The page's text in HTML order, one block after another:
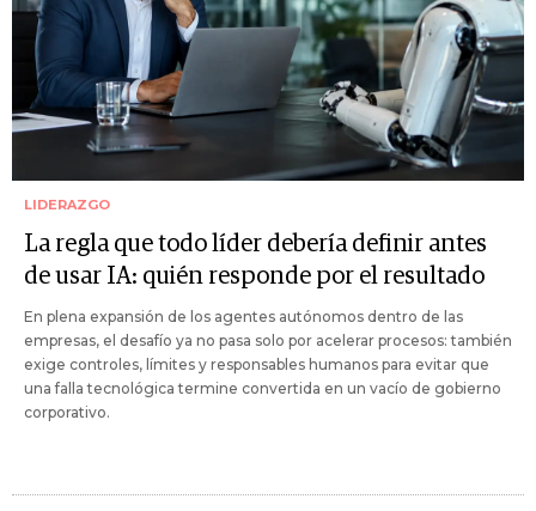
LIDERAZGO
La regla que todo líder debería definir antes
de usar IA: quién responde por el resultado
En plena expansión de los agentes autónomos dentro de las
empresas, el desafío ya no pasa solo por acelerar procesos: también
exige controles, límites y responsables humanos para evitar que
una falla tecnológica termine convertida en un vacío de gobierno
corporativo.